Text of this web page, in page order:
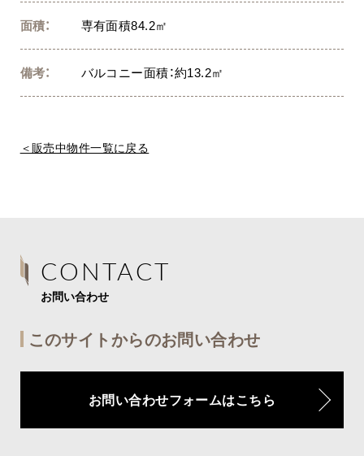
面積： 専有面積84.2㎡
備考： バルコニー面積：約13.2㎡
＜販売中物件一覧に戻る
CONTACT
お問い合わせ
このサイトからのお問い合わせ
お問い合わせフォームはこちら